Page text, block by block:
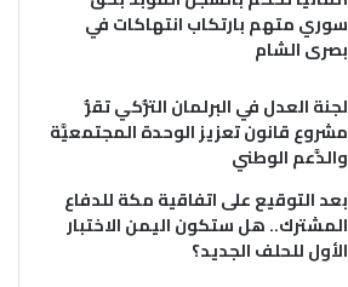
سوري متهم بارتكاب انتهاكات في
بصرى الشام
لجنة العدل في البرلمان التُّركي تقرُّ
مشروع قانون تعزيز الوحدة المجتمعيَّة
والدَّعم الوطني
بعد التوقيع على اتفاقية مكة للدفاع
المشترك.. هل ستكون اليمن الاختبار
الأول للحلف الجديد؟